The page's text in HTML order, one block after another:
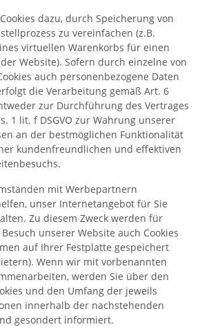
dazu, durch Speicherung von
zu vereinfachen (z.B.
virtuellen Warenkorbs für einen
Website). Sofern durch einzelne von
auch personenbezogene Daten
die Verarbeitung gemäß Art. 6
zur Durchführung des Vertrages
1 lit. f DSGVO zur Wahrung unserer
an der bestmöglichen Funktionalität
kundenfreundlichen und effektiven
mit Werbepartnern
unser Internetangebot für Sie
Zu diesem Zweck werden für
unserer Website auch Cookies
auf Ihrer Festplatte gespeichert
Wenn wir mit vorbenannten
werden Sie über den
und den Umfang der jeweils
innerhalb der nachstehenden
gesondert informiert.